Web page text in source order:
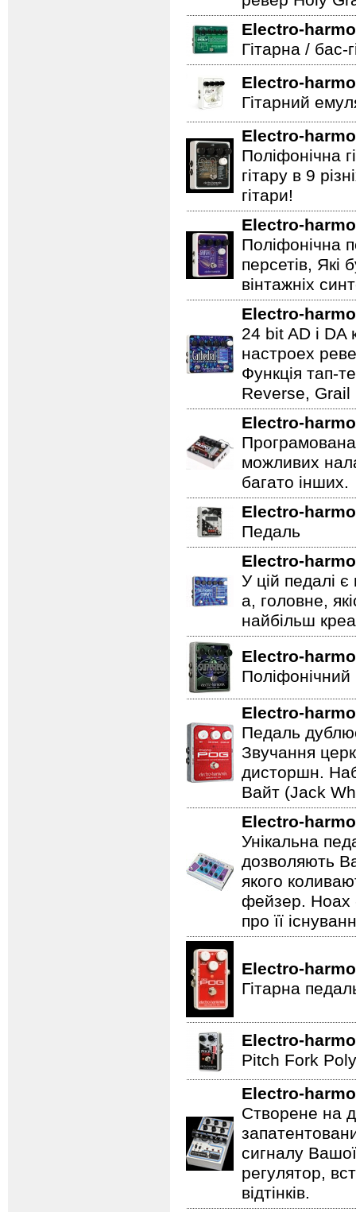
Electro-
Гітарна / бас-
Electro-
Гітарний
Electro-
Поліфонічна
гітару в 9
гітари!
Electro-
Поліфонічна
персетів, Які
вінтажніх
Electro-
24 bit AD і
настроех
Функція тап-
Reverse, Grail
Electro-
можливих
багато інших.
Electro-
Педаль
Electro-
У цій педалі
а, головне,
найбільш
Electro-
Поліфонічний
Electro-
Педаль
Звучання
дисторшн.
Вайт (Jack
Electro-
Унікальна
дозволяють
якого
фейзер. Hoax
про її
Electro-
Гітарна
Electro-
Pitch Fork
Electro-
Створене на
сигналу
регулятор,
відтінків.